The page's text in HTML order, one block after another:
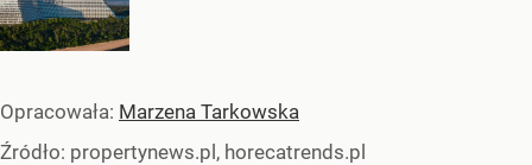
Opracowała: Marzena Tarkowska
Źródło: propertynews.pl, horecatrends.pl